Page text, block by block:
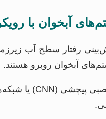
رفتار سطح آب
آبخوان روبرو هستند.